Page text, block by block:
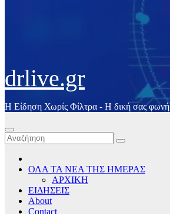
drlive.gr
Η Είδηση Χωρίς Φίλτρα - H δική σας φωνή
ΟΛΑ ΤΑ ΝΕΑ ΤΗΣ ΗΜΕΡΑΣ
ΑΡΧΙΚΗ
ΕΙΔΗΣΕΙΣ
About
Contact